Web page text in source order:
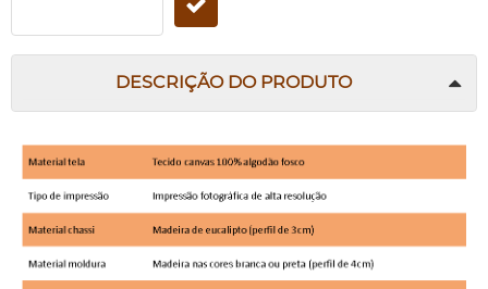
DESCRIÇÃO DO PRODUTO